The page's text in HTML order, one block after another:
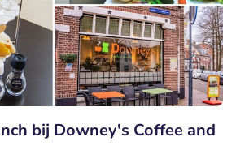
bij Downey's Coffee and